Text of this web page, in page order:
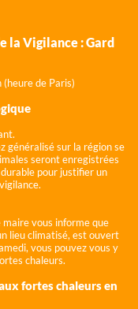
la Vigilance : Gard
(heure de Paris)
généralisé sur la région se
seront enregistrées
pour justifier un
vous informe que
lieu climatisé, est ouvert
vous pouvez vous y
chaleurs.
fortes chaleurs en